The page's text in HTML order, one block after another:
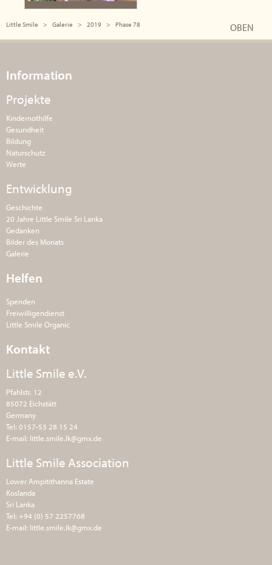
Little Smile Galerie 2019 Phase 78 OBEN
Information
Projekte
Kindernothilfe
Gesundheit
Bildung
Naturschutz
Werte
Entwicklung
Geschichte
20 Jahre Little Smile Sri Lanka
Gedanken
Bilder des Monats
Galerie
Helfen
Spenden
Freiwilligendienst
Little Smile Organic
Kontakt
Little Smile e.V.
Pfahlstr. 12
85072 Eichstätt
Germany
Tel: 0157-53 28 15 24
E-mail: little.smile.lk@gmx.de
Little Smile Association
Lower Ampitithanna Estate
Koslanda
Sri Lanka
Tel: +94 (0) 57 2257768
E-mail: little.smile.lk@gmx.de